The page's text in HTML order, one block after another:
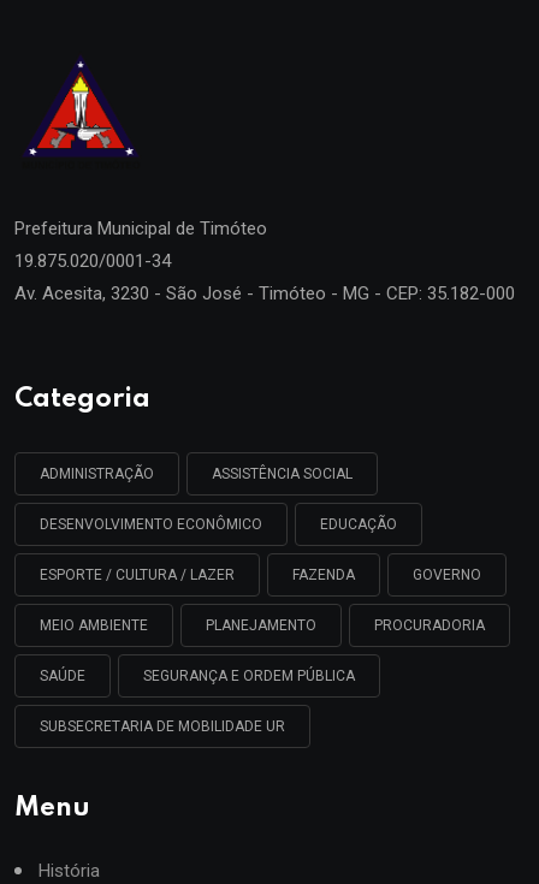
Prefeitura Municipal de Timóteo
19.875.020/0001-34
Av. Acesita, 3230 - São José - Timóteo - MG - CEP: 35.182-000
Categoria
ADMINISTRAÇÃO ASSISTÊNCIA SOCIAL
DESENVOLVIMENTO ECONÔMICO EDUCAÇÃO
ESPORTE / CULTURA / LAZER FAZENDA GOVERNO
MEIO AMBIENTE PLANEJAMENTO PROCURADORIA
SAÚDE SEGURANÇA E ORDEM PÚBLICA
SUBSECRETARIA DE MOBILIDADE UR
Menu
História